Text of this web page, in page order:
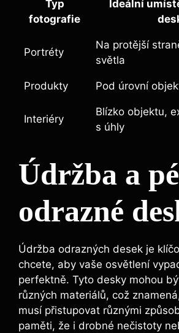
Typ
fotografie
Ideální
Portréty
Na protější
světla
Produkty Pod úrovní⁣
Interiéry
Blízko objektu,
s úhly
Údržba a
‌odrazné
Údržba odrazných desek je
chcete, ‍aby vaše osvětlení
perfektně. Tyto desky mohou
různých materiálů, což
musí⁣ přistupovat ‌různými
paměti, že⁤ i drobné nečistoty